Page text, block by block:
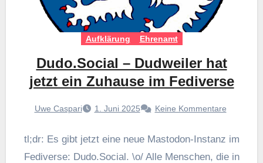
Aufklärung Ehrenamt
Dudo.Social – Dudweiler hat
jetzt ein Zuhause im Fediverse
Uwe Caspari 1. Juni 2025 Keine Kommentare
tl;dr: Es gibt jetzt eine neue Mastodon-Instanz im
Fediverse: Dudo.Social. \o/ Alle Menschen, die in